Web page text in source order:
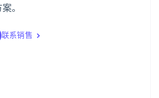
。
联系销售